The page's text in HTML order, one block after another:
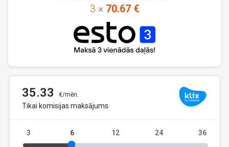
3 × 70.67 €